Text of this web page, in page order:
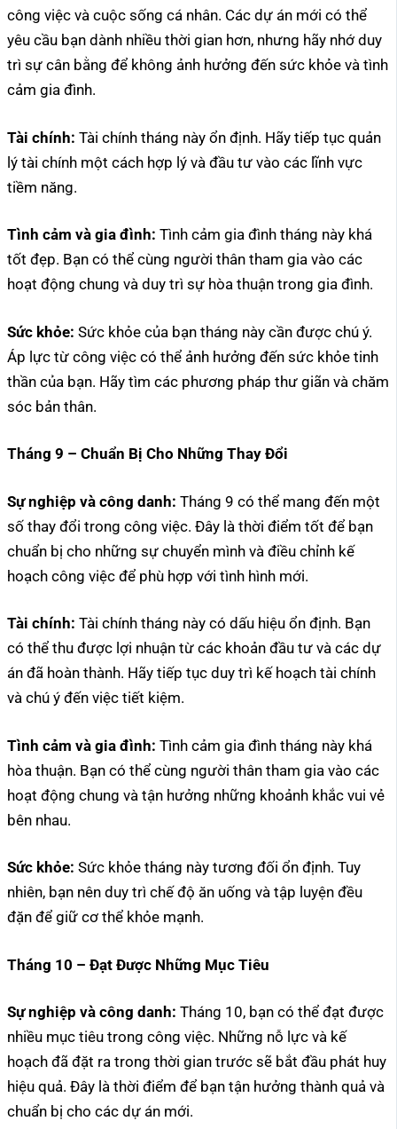
công việc và cuộc sống cá nhân. Các dự án mới có thể
yêu cầu bạn dành nhiều thời gian hơn, nhưng hãy nhớ duy
trì sự cân bằng để không ảnh hưởng đến sức khỏe và tình
cảm gia đình.
Tài chính: Tài chính tháng này ổn định. Hãy tiếp tục quản
lý tài chính một cách hợp lý và đầu tư vào các lĩnh vực
tiềm năng.
Tình cảm và gia đình: Tình cảm gia đình tháng này khá
tốt đẹp. Bạn có thể cùng người thân tham gia vào các
hoạt động chung và duy trì sự hòa thuận trong gia đình.
Sức khỏe: Sức khỏe của bạn tháng này cần được chú ý.
Áp lực từ công việc có thể ảnh hưởng đến sức khỏe tinh
thần của bạn. Hãy tìm các phương pháp thư giãn và chăm
sóc bản thân.
Tháng 9 – Chuẩn Bị Cho Những Thay Đổi
Sự nghiệp và công danh: Tháng 9 có thể mang đến một
số thay đổi trong công việc. Đây là thời điểm tốt để bạn
chuẩn bị cho những sự chuyển mình và điều chỉnh kế
hoạch công việc để phù hợp với tình hình mới.
Tài chính: Tài chính tháng này có dấu hiệu ổn định. Bạn
có thể thu được lợi nhuận từ các khoản đầu tư và các dự
án đã hoàn thành. Hãy tiếp tục duy trì kế hoạch tài chính
và chú ý đến việc tiết kiệm.
Tình cảm và gia đình: Tình cảm gia đình tháng này khá
hòa thuận. Bạn có thể cùng người thân tham gia vào các
hoạt động chung và tận hưởng những khoảnh khắc vui vẻ
bên nhau.
Sức khỏe: Sức khỏe tháng này tương đối ổn định. Tuy
nhiên, bạn nên duy trì chế độ ăn uống và tập luyện đều
đặn để giữ cơ thể khỏe mạnh.
Tháng 10 – Đạt Được Những Mục Tiêu
Sự nghiệp và công danh: Tháng 10, bạn có thể đạt được
nhiều mục tiêu trong công việc. Những nỗ lực và kế
hoạch đã đặt ra trong thời gian trước sẽ bắt đầu phát huy
hiệu quả. Đây là thời điểm để bạn tận hưởng thành quả và
chuẩn bị cho các dự án mới.